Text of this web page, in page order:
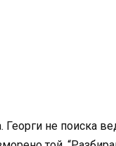
Георги не поиска